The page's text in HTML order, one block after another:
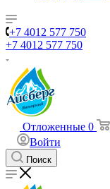
+7 4012 577 750
+7 4012 577 750
Отложенные 0
Войти
Поиск